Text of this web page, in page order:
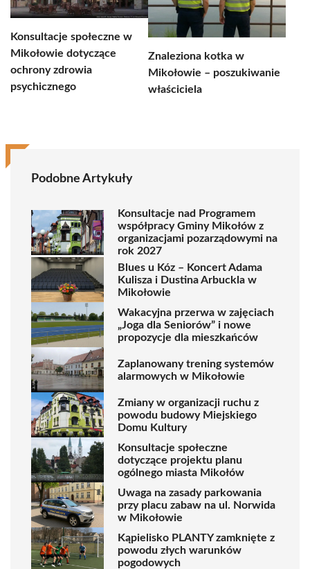
Konsultacje społeczne w
Mikołowie dotyczące
ochrony zdrowia
psychicznego
Znaleziona kotka w
Mikołowie – poszukiwanie
właściciela
Podobne Artykuły
Konsultacje nad Programem
współpracy Gminy Mikołów z
organizacjami pozarządowymi na
rok 2027
Blues u Kóz – Koncert Adama
Kulisza i Dustina Arbuckla w
Mikołowie
Wakacyjna przerwa w zajęciach
„Joga dla Seniorów” i nowe
propozycje dla mieszkańców
Zaplanowany trening systemów
alarmowych w Mikołowie
Zmiany w organizacji ruchu z
powodu budowy Miejskiego
Domu Kultury
Konsultacje społeczne
dotyczące projektu planu
ogólnego miasta Mikołów
Uwaga na zasady parkowania
przy placu zabaw na ul. Norwida
w Mikołowie
Kąpielisko PLANTY zamknięte z
powodu złych warunków
pogodowych